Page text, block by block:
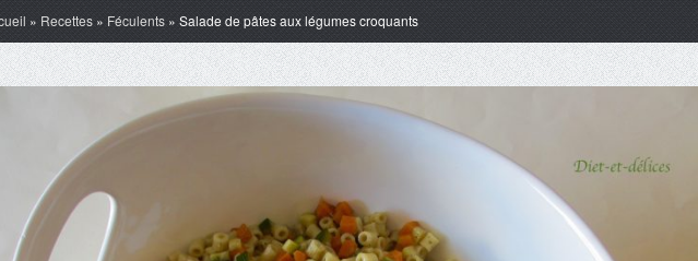
» Recettes » Féculents » Salade de pâtes aux légumes croquants